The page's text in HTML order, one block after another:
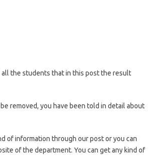
the students that in this post the result
removed, you have been told in detail about
of information through our post or you can
of the department. You can get any kind of